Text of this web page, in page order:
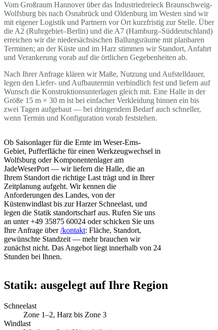
Vom Großraum Hannover über das Industriedreieck Braunschweig-
Wolfsburg bis nach Osnabrück und Oldenburg im Westen sind wir
mit eigener Logistik und Partnern vor Ort kurzfristig zur Stelle. Über
die A2 (Ruhrgebiet–Berlin) und die A7 (Hamburg–Süddeutschland)
erreichen wir die niedersächsischen Ballungsräume mit planbaren
Terminen; an der Küste und im Harz stimmen wir Standort, Anfahrt
und Verankerung vorab auf die örtlichen Gegebenheiten ab.
Nach Ihrer Anfrage klären wir Maße, Nutzung und Aufstelldauer,
legen den Liefer- und Aufbautermin verbindlich fest und liefern auf
Wunsch die Konstruktionsunterlagen gleich mit. Eine Halle in der
Größe 15 m × 30 m ist bei einfacher Verkleidung binnen ein bis
zwei Tagen aufgebaut — bei dringendem Bedarf auch schneller,
wenn Termin und Konfiguration vorab feststehen.
Ob Saisonlager für die Ernte im Weser-Ems-
Gebiet, Pufferfläche für einen Werkzeugwechsel in
Wolfsburg oder Komponentenlager am
JadeWeserPort — wir liefern die Halle, die an
Ihrem Standort die richtige Last trägt und in Ihrer
Zeitplanung aufgeht. Wir kennen die
Anforderungen des Landes, von der
Küstenwindlast bis zur Harzer Schneelast, und
legen die Statik standortscharf aus. Rufen Sie uns
an unter +49 35875 60024 oder schicken Sie uns
Ihre Anfrage über/kontakt: Fläche, Standort,
gewünschte Standzeit — mehr brauchen wir
zunächst nicht. Das Angebot liegt innerhalb von 24
Stunden bei Ihnen.
Statik: ausgelegt auf Ihre Region
Schneelast
Zone 1–2, Harz bis Zone 3
Windlast